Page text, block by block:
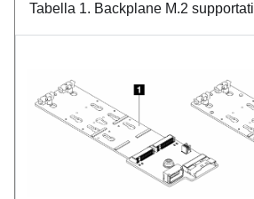
Tabella 1. Backplane M.2 supportati